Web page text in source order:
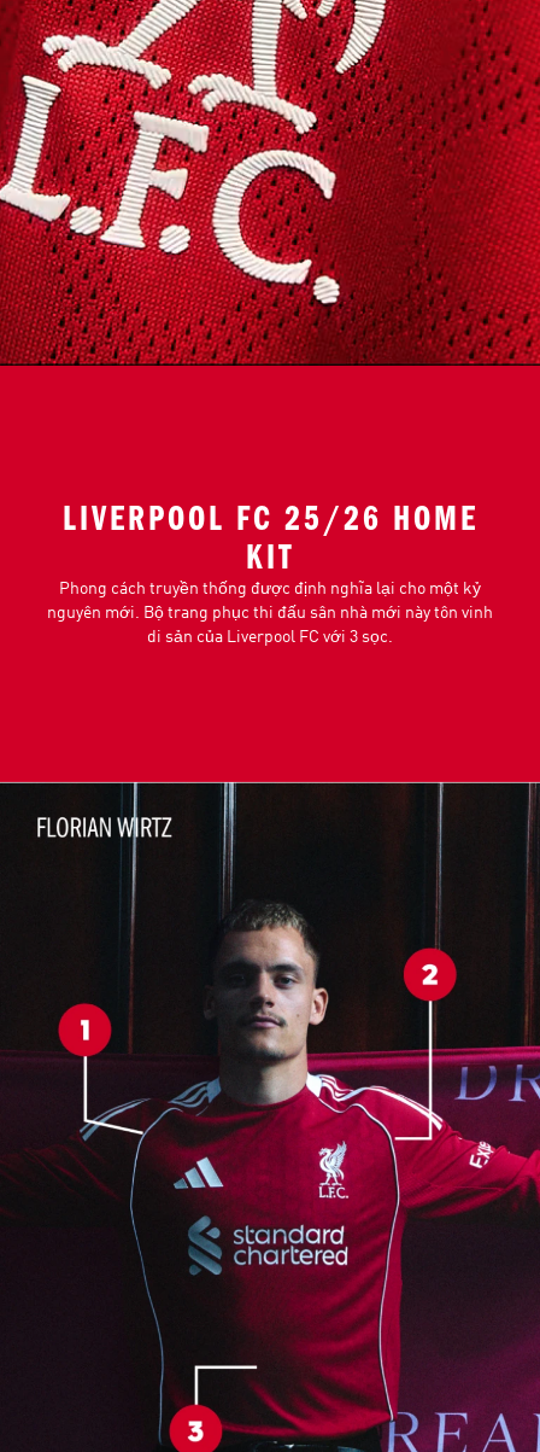
LIVERPOOL FC 25/26 HOME
KIT
Phong cách truyền thống được định nghĩa lại cho một kỷ
nguyên mới. Bộ trang phục thi đấu sân nhà mới này tôn vinh
di sản của Liverpool FC với 3 sọc.